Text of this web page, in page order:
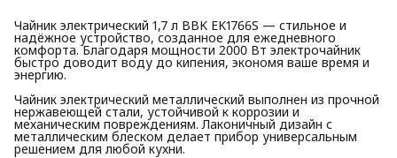
Чайник электрический 1,7 л BBK EK1766S — стильное и
надёжное устройство, созданное для ежедневного
комфорта. Благодаря мощности 2000 Вт электрочайник
быстро доводит воду до кипения, экономя ваше время и
энергию.
Чайник электрический металлический выполнен из прочной
нержавеющей стали, устойчивой к коррозии и
механическим повреждениям. Лаконичный дизайн с
металлическим блеском делает прибор универсальным
решением для любой кухни.